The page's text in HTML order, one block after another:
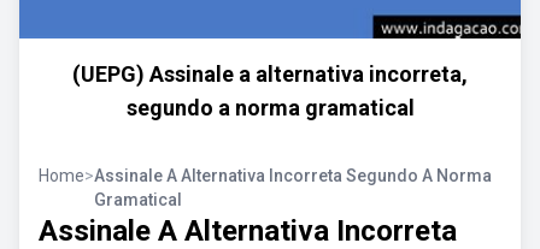
(UEPG) Assinale a alternativa incorreta,
segundo a norma gramatical
Home>Assinale A Alternativa Incorreta Segundo A Norma
Gramatical
Assinale A Alternativa Incorreta